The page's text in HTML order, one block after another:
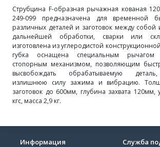
Струбцина F-образная рычажная кованая
249-099 предназначена для временной
различных деталей и заготовок между собой
дальнейшей обработки, сварки или
изготовлена из углеродистой
губка оснащена специальным
стопорным механизмом, позволяющим
высвобождать обрабатываемую
излишнюю силу зажима и вибрацию.
заготовок до 600мм, глубина захвата 120мм,
кгс, масса 2,9 кг.
Информация Служба